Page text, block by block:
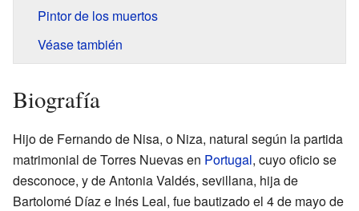
Pintor de los muertos
Véase también
Biografía
Hijo de Fernando de Nisa, o Niza, natural según la partida
matrimonial de Torres Nuevas en Portugal, cuyo oficio se
desconoce, y de Antonia Valdés, sevillana, hija de
Bartolomé Díaz e Inés Leal, fue bautizado el 4 de mayo de